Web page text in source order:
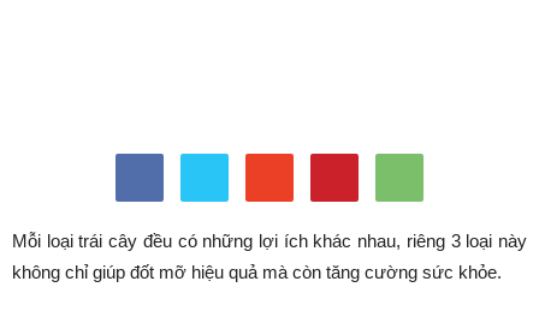
Mỗi loại trái cây đều có những lợi ích khác nhau, riêng 3 loại này
không chỉ giúp đốt mỡ hiệu quả mà còn tăng cường sức khỏe.